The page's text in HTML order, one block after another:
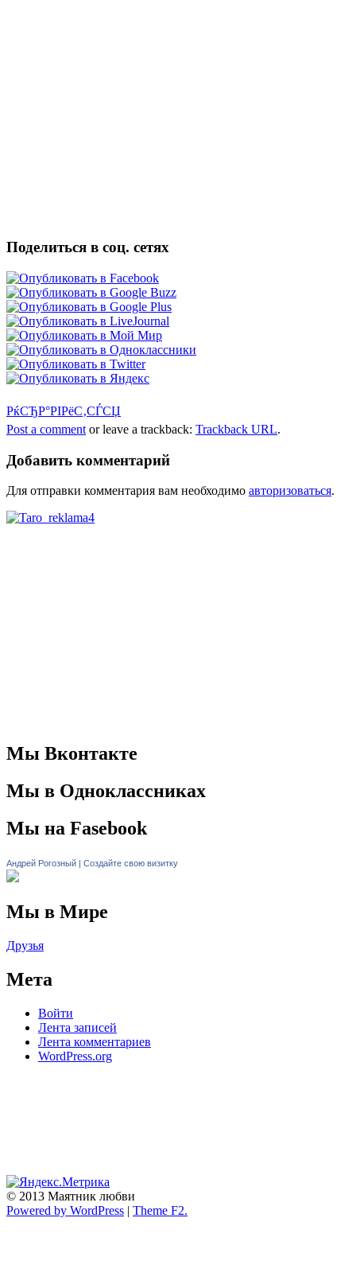
Поделиться в соц. сетях
РќСЂР°РІРёС‚СЃСЏ
Post a comment or leave a trackback: Trackback URL.
Добавить комментарий
Для отправки комментария вам необходимо авторизоваться.
Мы Вконтакте
Мы в Одноклассниках
Мы на Fasebook
Андрей Рогозный | Создайте свою визитку
Мы в Мире
Друзья
Мета
Войти
Лента записей
Лента комментариев
WordPress.org
© 2013 Маятник любви
Powered by WordPress | Theme F2.